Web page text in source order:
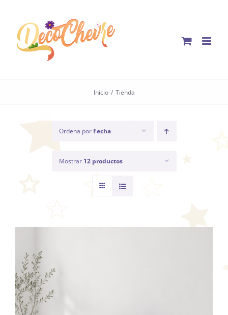
contenido
Inicio Tienda
Ordena por Fecha
Mostrar 12 productos